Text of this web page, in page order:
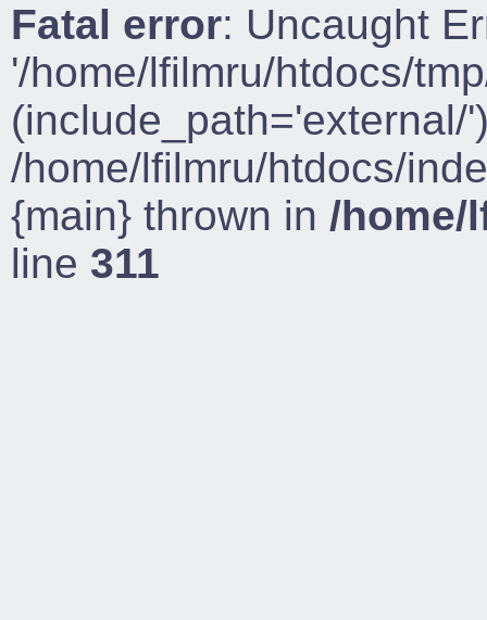
Fatal error: Uncaught
'/home/lfilmru/htdocs/
(include_path='external/
/home/lfilmru/htdocs/
{main} thrown in /home/
line 311